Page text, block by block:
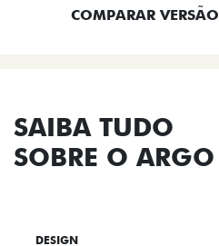
COMPARAR VERSÃO
SAIBA TUDO
SOBRE O ARGO
DESIGN